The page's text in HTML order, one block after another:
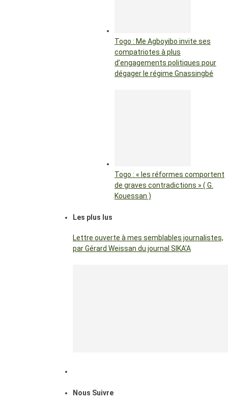
Togo : Me Agboyibo invite ses
compatriotes à plus
d’engagements politiques pour
dégager le régime Gnassingbé
Togo : « les réformes comportent
de graves contradictions » ( G.
Kouessan )
Les plus lus
Lettre ouverte à mes semblables journalistes,
par Gérard Weissan du journal SIKA’A
Nous Suivre